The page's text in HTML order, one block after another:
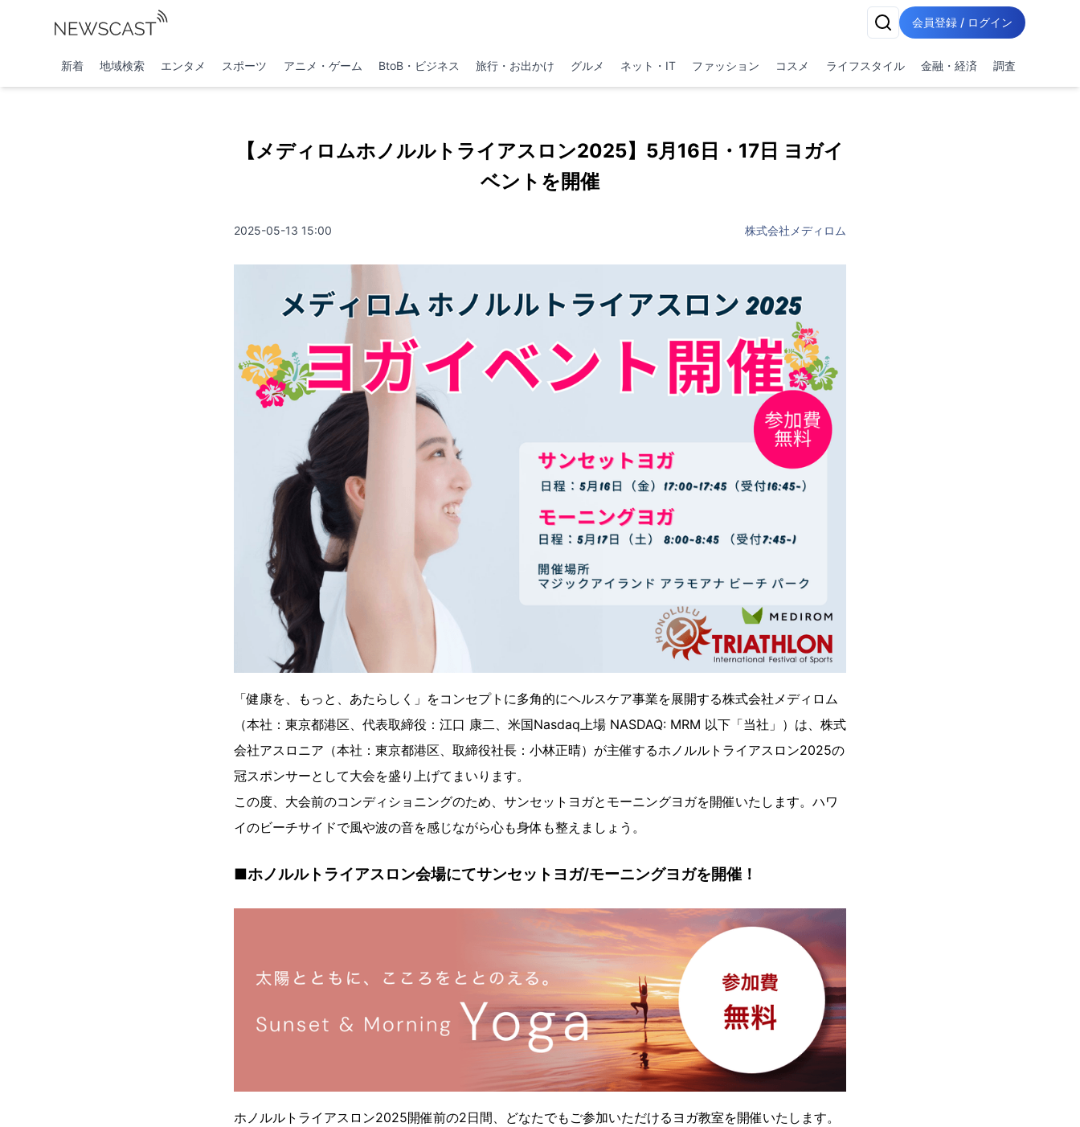
会員登録 / ログイン
新着 地域検索 エンタメ スポーツ アニメ・ゲーム BtoB・ビジネス 旅行・お出かけ グルメ ネット・IT ファッション コスメ ライフスタイル 金融・経済 調査
【メディロムホノルルトライアスロン2025】5月16日・17日 ヨガイ
ベントを開催
2025-05-13 15:00 株式会社メディロム
「健康を、もっと、あたらしく」をコンセプトに多角的にヘルスケア事業を展開する株式会社メディロム
（本社：東京都港区、代表取締役：江口 康二、米国Nasdaq上場 NASDAQ: MRM 以下「当社」）は、株式
会社アスロニア（本社：東京都港区、取締役社長：小林正晴）が主催するホノルルトライアスロン2025の
冠スポンサーとして大会を盛り上げてまいります。
この度、大会前のコンディショニングのため、サンセットヨガとモーニングヨガを開催いたします。ハワ
イのビーチサイドで風や波の音を感じながら心も身体も整えましょう。
■ホノルルトライアスロン会場にてサンセットヨガ/モーニングヨガを開催！
ホノルルトライアスロン2025開催前の2日間、どなたでもご参加いただけるヨガ教室を開催いたします。